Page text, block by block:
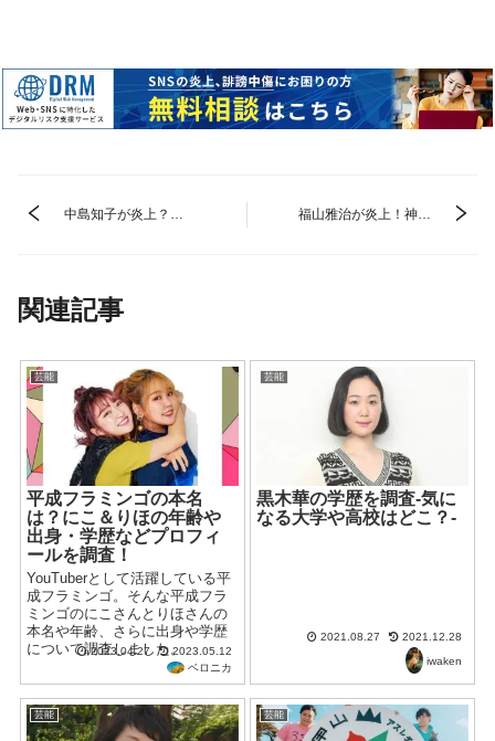
中島知子が炎上？
福山雅治が炎上！神対
関連記事
芸能
平成フラミンゴの本名
は？にこ＆りほの年齢や
出身・学歴などプロフィ
ールを調査！
YouTuberとして活躍している平
成フラミンゴ。そんな平成フラ
ミンゴのにこさんとりほさんの
本名や年齢、さらに出身や学歴
について調査しました。
2023.04.27
2023.05.12
ベロニカ
芸能
黒木華の学歴を調査-気に
なる大学や高校はどこ？-
2021.08.27
2021.12.28
iwaken
芸能 芸能